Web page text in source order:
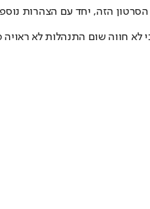
לא חווה שום התנהלות לא